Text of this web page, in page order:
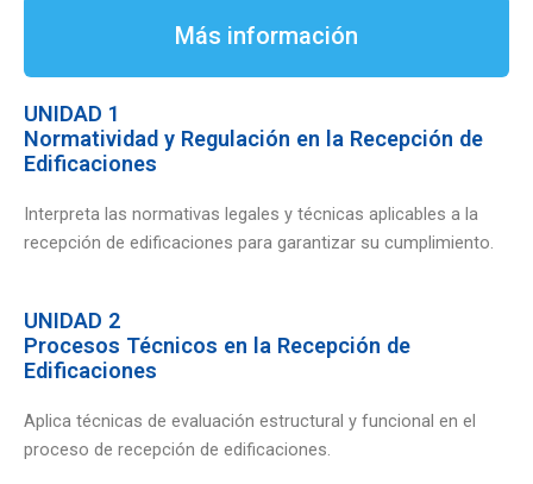
Más información
UNIDAD 1
Normatividad y Regulación en la Recepción de
Edificaciones
Interpreta las normativas legales y técnicas aplicables a la
recepción de edificaciones para garantizar su cumplimiento.
UNIDAD 2
Procesos Técnicos en la Recepción de
Edificaciones
Aplica técnicas de evaluación estructural y funcional en el
proceso de recepción de edificaciones.